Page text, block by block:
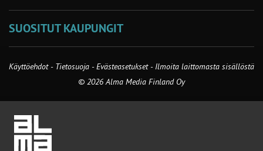
SUOSITUT KAUPUNGIT
Käyttöehdot - Tietosuoja -Evästeasetukset- Ilmoita laittomasta sisällöstä
© 2026 Alma Media Finland Oy